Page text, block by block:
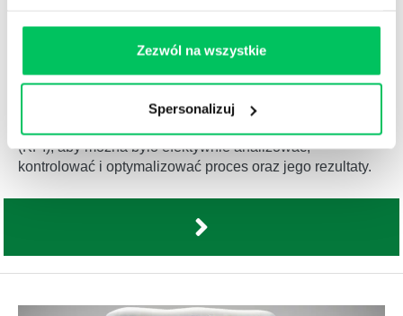
Zezwól na wszystkie
Spersonalizuj
JAKIE KPI NAJLEPIEJ SPRAWDZĄ SIĘ W COLD
CALLINGU I JAK JE ANALIZOWAĆ?
(KPI), aby można było efektywnie analizować,
kontrolować i optymalizować proces oraz jego rezultaty.